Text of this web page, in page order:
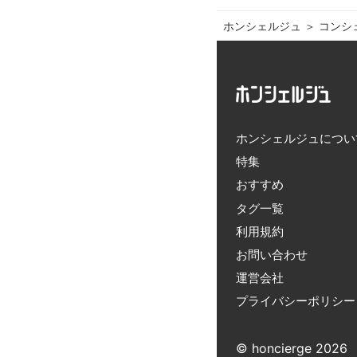
ホンシェルジュ ＞ コンシ
ホンシェルジュについ
特集
おすすめ
タグ一覧
利用規約
お問い合わせ
運営会社
プライバシーポリシー
© honcierge 2026